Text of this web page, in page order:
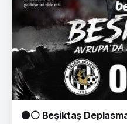
⚫⚪ Beşiktaş